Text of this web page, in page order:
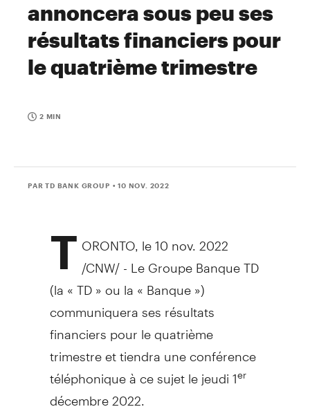
annoncera sous peu ses
résultats financiers pour
le quatrième trimestre
2 MIN
PAR TD BANK GROUP • 10 NOV. 2022
T ORONTO le10 nov. 2022
/CNW/ -Le Groupe Banque TD
(la « TD » ou la « Banque »)
communiquera ses résultats
financiers pour le quatrième
trimestre et tiendra une conférence
téléphonique à ce sujet le jeudi 1er
décembre 2022.